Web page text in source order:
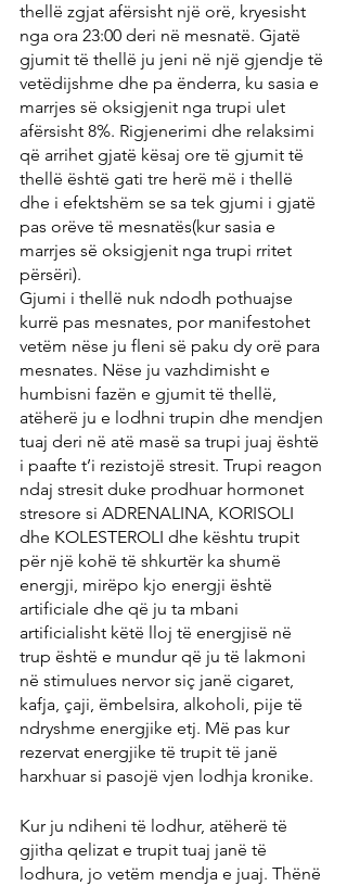
thellë zgjat afërsisht një orë, kryesisht
nga ora 23:00 deri në mesnatë. Gjatë
gjumit të thellë ju jeni në një gjendje të
vetëdijshme dhe pa ënderra, ku sasia e
marrjes së oksigjenit nga trupi ulet
afërsisht 8%. Rigjenerimi dhe relaksimi
që arrihet gjatë kësaj ore të gjumit të
thellë është gati tre herë më i thellë
dhe i efektshëm se sa tek gjumi i gjatë
pas orëve të mesnatës(kur sasia e
marrjes së oksigjenit nga trupi rritet
përsëri).
Gjumi i thellë nuk ndodh pothuajse
kurrë pas mesnates, por manifestohet
vetëm nëse ju fleni së paku dy orë para
mesnates. Nëse ju vazhdimisht e
humbisni fazën e gjumit të thellë,
atëherë ju e lodhni trupin dhe mendjen
tuaj deri në atë masë sa trupi juaj është
i paafte t’i rezistojë stresit. Trupi reagon
ndaj stresit duke prodhuar hormonet
stresore si ADRENALINA, KORISOLI
dhe KOLESTEROLI dhe kështu trupit
për një kohë të shkurtër ka shumë
energji, mirëpo kjo energji është
artificiale dhe që ju ta mbani
artificialisht këtë lloj të energjisë në
trup është e mundur që ju të lakmoni
në stimulues nervor siç janë cigaret,
kafja, çaji, ëmbelsira, alkoholi, pije të
ndryshme energjike etj. Më pas kur
rezervat energjike të trupit të janë
harxhuar si pasojë vjen lodhja kronike.
Kur ju ndiheni të lodhur, atëherë të
gjitha qelizat e trupit tuaj janë të
lodhura, jo vetëm mendja e juaj. Thënë